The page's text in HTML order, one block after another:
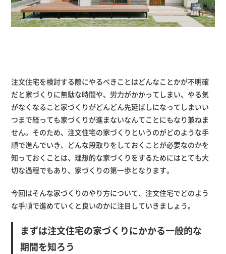
注文住宅を検討する際にやるべきことはどんなことかが不明確
だと家づくりに無駄な時間や、労力がかかってしまい、やる気
がなくなること家づくりがどんどん先延ばしになってしまいい
つまで経っても家づくりが進まないなんてことにもなり兼ねま
せん。そのため、注文住宅の家づくりというのがどのような手
順で進んでいき、どんな段取りをしておくことが必要なのかを
知っておくことは、理想的な家づくりをするためにはとても大
切な過程でもあり、家づくりの第一歩となります。
今回はそんな家づくりのやり方について、注文住宅でどのよう
な手順で進めていくと良いのかに注目していきましょう。
まずは注文住宅の家づくりにかかる一般的な
期間を知ろう